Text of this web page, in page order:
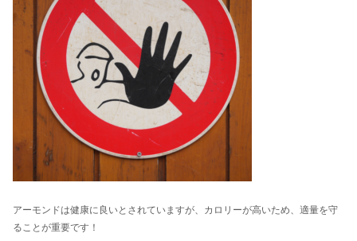
アーモンドは健康に良いとされていますが、カロリーが高いため、適量を守
ることが重要です！